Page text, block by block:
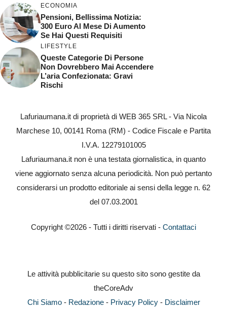
ECONOMIA
Pensioni, Bellissima Notizia:
300 Euro Al Mese Di Aumento
Se Hai Questi Requisiti
LIFESTYLE
Queste Categorie Di Persone
Non Dovrebbero Mai Accendere
L’aria Confezionata: Gravi
Rischi
Lafuriaumana.it di proprietà di WEB 365 SRL - Via Nicola
Marchese 10, 00141 Roma (RM) - Codice Fiscale e Partita
I.V.A. 12279101005
Lafuriaumana.it non è una testata giornalistica, in quanto
viene aggiornato senza alcuna periodicità. Non può pertanto
considerarsi un prodotto editoriale ai sensi della legge n. 62
del 07.03.2001
Copyright ©2026 - Tutti i diritti riservati - Contattaci
Le attività pubblicitarie su questo sito sono gestite da
theCoreAdv
Chi Siamo- Redazione- Privacy Policy- Disclaimer